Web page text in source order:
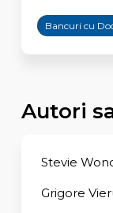
Bancuri cu
Autori
Stevie
Grigore